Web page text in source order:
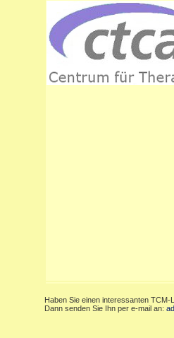
Haben Sie einen interessanten TCM-
Dann senden Sie Ihn per e-mail an: